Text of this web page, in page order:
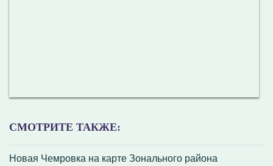
СМОТРИТЕ ТАКЖЕ:
Новая Чемровка на карте Зонального района